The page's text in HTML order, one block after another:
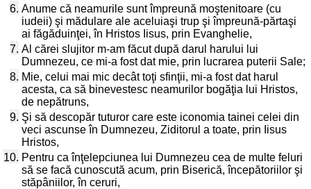
6. Anume că neamurile sunt împreună moştenitoare (cu
iudeii) şi mădulare ale aceluiaşi trup şi împreună-părtaşi
ai făgăduinţei, în Hristos Iisus, prin Evanghelie,
7. Al cărei slujitor m-am făcut după darul harului lui
Dumnezeu, ce mi-a fost dat mie, prin lucrarea puterii Sale;
8. Mie, celui mai mic decât toţi sfinţii, mi-a fost dat harul
acesta, ca să binevestesc neamurilor bogăţia lui Hristos,
de nepătruns,
9. Şi să descopăr tuturor care este iconomia tainei celei din
veci ascunse în Dumnezeu, Ziditorul a toate, prin Iisus
Hristos,
10. Pentru ca înţelepciunea lui Dumnezeu cea de multe feluri
să se facă cunoscută acum, prin Biserică, începătoriilor şi
stăpâniilor, în ceruri,